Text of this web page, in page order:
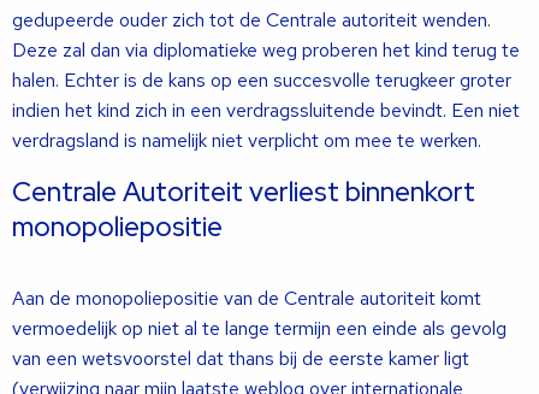
gedupeerde ouder zich tot de Centrale autoriteit wenden.
Deze zal dan via diplomatieke weg proberen het kind terug te
halen. Echter is de kans op een succesvolle terugkeer groter
indien het kind zich in een verdragssluitende bevindt. Een niet
verdragsland is namelijk niet verplicht om mee te werken.
Centrale Autoriteit verliest binnenkort
monopoliepositie
Aan de monopoliepositie van de Centrale autoriteit komt
vermoedelijk op niet al te lange termijn een einde als gevolg
van een wetsvoorstel dat thans bij de eerste kamer ligt
(verwijzing naar mijn laatste weblog over internationale